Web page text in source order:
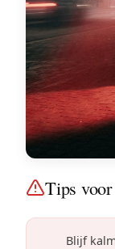
Tips
Blijf